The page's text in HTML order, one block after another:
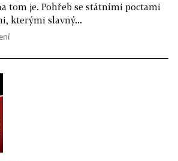
tom je. Pohřeb se státními poctami
kterými slavný...